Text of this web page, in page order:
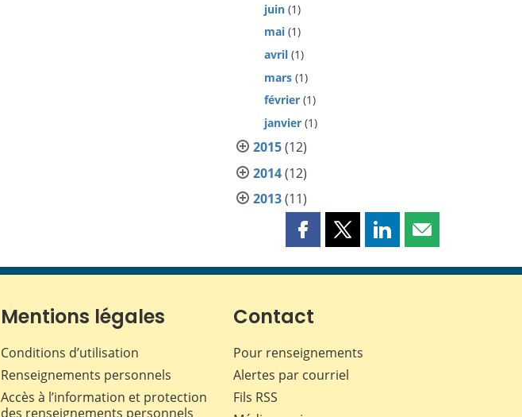
juin (1)
mai (1)
avril (1)
mars (1)
février (1)
janvier (1)
2015(12)
2014(12)
2013(11)
Partager
page
Facebook
Partager
page
Partager
page
Partager
page
Mentions légales
Conditions d’utilisation
Renseignements personnels
Accès à l’information et protection
des renseignements personnels
Contact
Pour renseignements
Alertes par courriel
Fils RSS